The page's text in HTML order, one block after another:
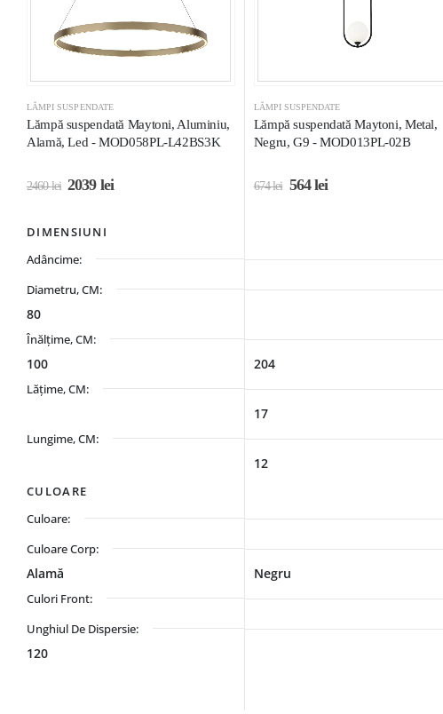
LĂMPI SUSPENDATE
Lămpă suspendată Maytoni, Aluminiu,
Alamă, Led - MOD058PL-L42BS3K
2460lei 2039 lei
LĂMPI SUSPENDATE
Lămpă suspendată Maytoni, Metal,
Negru, G9 - MOD013PL-02B
674lei 564lei
DIMENSIUNI
Adâncime:
Diametru, CM:
80
Înălțime, CM:
100 204
Lățime, CM:
17
Lungime, CM:
12
CULOARE
Culoare:
Culoare Corp:
Alamă Negru
Culori Front:
Unghiul De Dispersie:
120